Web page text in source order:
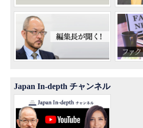
Japan In-depth チャンネル